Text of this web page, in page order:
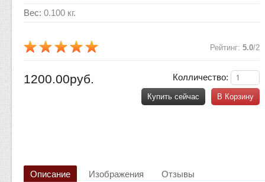
Вес: 0.100 кг.
Рейтинг: 5.0/2
Колличество:
В Корзину
Купить сейчас
1200.00руб.
Описание Изображения Отзывы